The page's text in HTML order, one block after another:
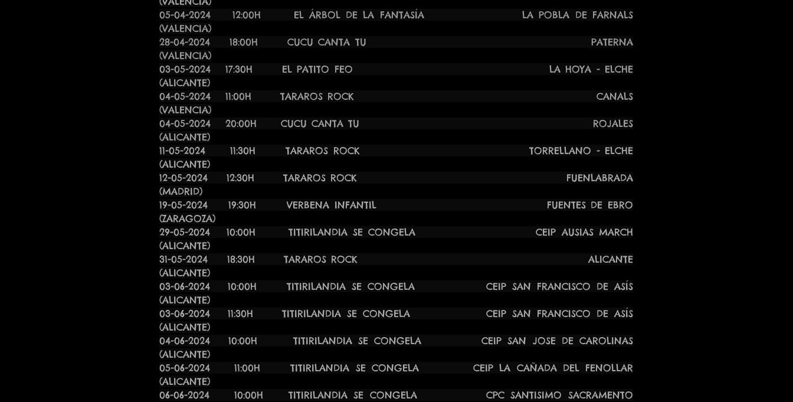
05-04-2024 12:00H EL ÁRBOL DE LA FANTASÍA LA POBLA DE FARNALS
(VALENCIA)
28-04-2024 18:00H CUCU CANTA TU PATERNA
(VALENCIA)
03-05-2024 17:30H EL PATITO FEO LA HOYA - ELCHE
(ALICANTE)
04-05-2024 11:00H TARAROS ROCK CANALS
(VALENCIA)
04-05-2024 20:00H CUCU CANTA TU ROJALES
(ALICANTE)
11-05-2024 11:30H TARAROS ROCK TORRELLANO - ELCHE
(ALICANTE)
12-05-2024 12:30H TARAROS ROCK FUENLABRADA
(MADRID)
19-05-2024 19:30H VERBENA INFANTIL FUENTES DE EBRO
(ZARAGOZA)
29-05-2024 10:00H TITIRILANDIA SE CONGELA CEIP AUSIAS MARCH
(ALICANTE)
31-05-2024 18:30H TARAROS ROCK ALICANTE
(ALICANTE)
03-06-2024 10:00H TITIRILANDIA SE CONGELA CEIP SAN FRANCISCO DE ASÍS
(ALICANTE)
03-06-2024 11:30H TITIRILANDIA SE CONGELA CEIP SAN FRANCISCO DE ASÍS
(ALICANTE)
04-06-2024 10:00H TITIRILANDIA SE CONGELA CEIP SAN JOSE DE CAROLINAS
(ALICANTE)
05-06-2024 11:00H TITIRILANDIA SE CONGELA CEIP LA CAÑADA DEL FENOLLAR
(ALICANTE)
06-06-2024 10:00H TITIRILANDIA SE CONGELA CPC SANTISIMO SACRAMENTO